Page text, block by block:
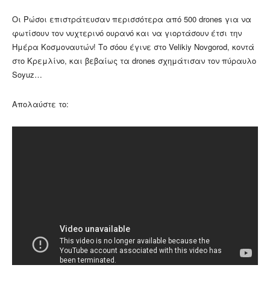
Οι Ρώσοι επιστράτευσαν περισσότερα από 500 drones για να
φωτίσουν τον νυχτερινό ουρανό και να γιορτάσουν έτσι την
Ημέρα Κοσμοναυτών! Το σόου έγινε στο Velikiy Novgorod, κοντά
στο Κρεμλίνο, και βεβαίως τα drones σχημάτισαν τον πύραυλο
Soyuz…
Απολαύστε το: